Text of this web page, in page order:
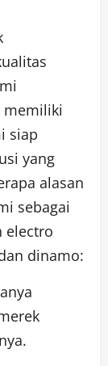
memiliki
siap
yang
alasan
sebagai
electro
dinamo: